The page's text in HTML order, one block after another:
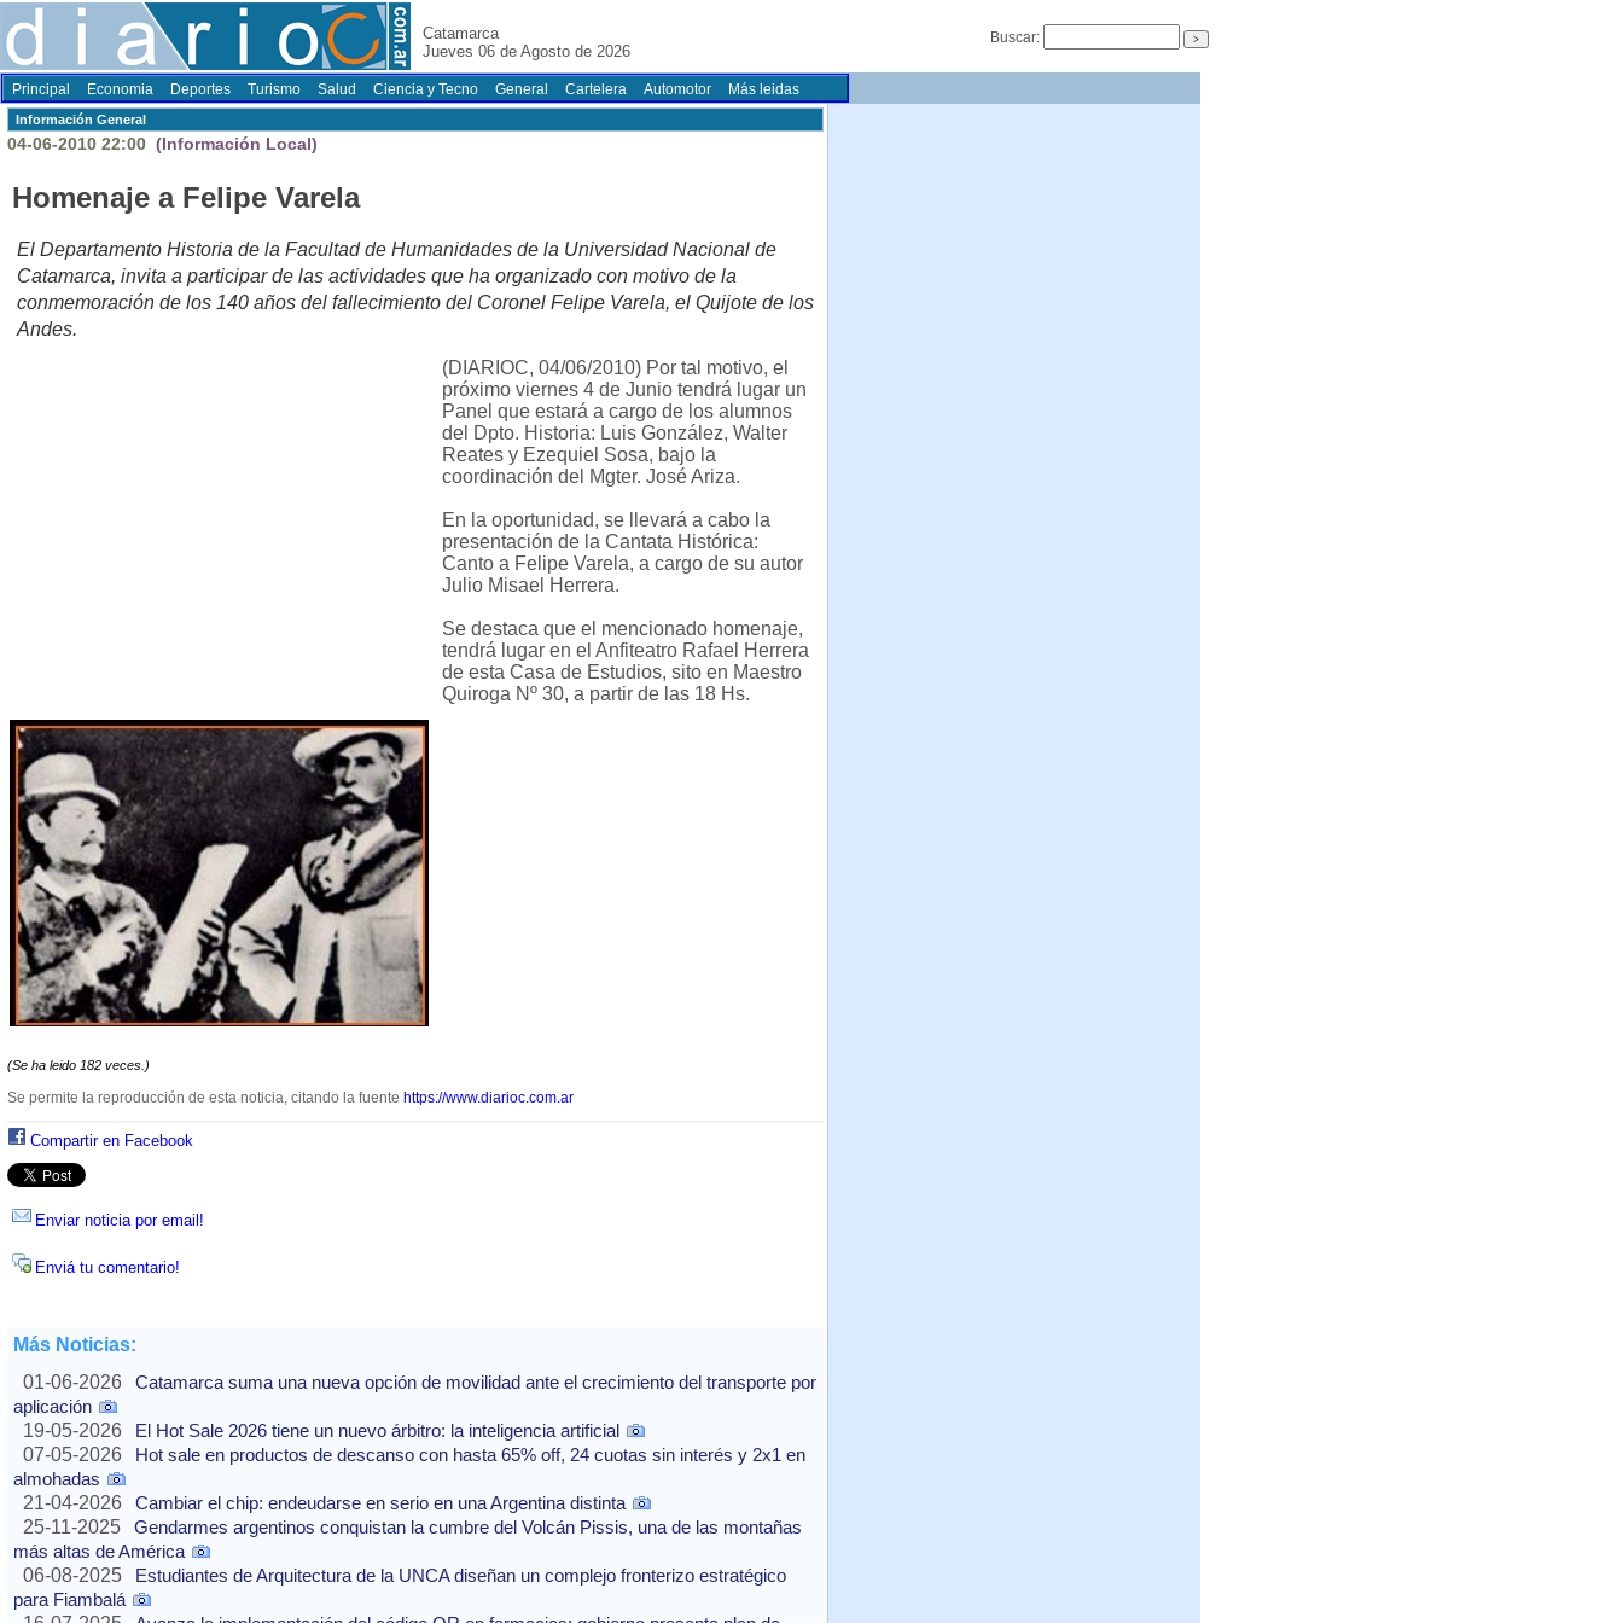
Catamarca
Jueves 06 de Agosto de 2026
Buscar:
Principal Economia Deportes Turismo Salud Ciencia y Tecno General Cartelera Automotor Más leidas
Información General
04-06-2010 22:00 (Información Local)
Homenaje a Felipe Varela
El Departamento Historia de la Facultad de Humanidades de la Universidad Nacional de
Catamarca, invita a participar de las actividades que ha organizado con motivo de la
conmemoración de los 140 años del fallecimiento del Coronel Felipe Varela, el Quijote de los
Andes.
(DIARIOC, 04/06/2010) Por tal motivo, el
próximo viernes 4 de Junio tendrá lugar un
Panel que estará a cargo de los alumnos
del Dpto. Historia: Luis González, Walter
Reates y Ezequiel Sosa, bajo la
coordinación del Mgter. José Ariza.
En la oportunidad, se llevará a cabo la
presentación de la Cantata Histórica:
Canto a Felipe Varela, a cargo de su autor
Julio Misael Herrera.
Se destaca que el mencionado homenaje,
tendrá lugar en el Anfiteatro Rafael Herrera
de esta Casa de Estudios, sito en Maestro
Quiroga Nº 30, a partir de las 18 Hs.
(Se ha leido 182 veces.)
Se permite la reproducción de esta noticia, citando la fuente https://www.diarioc.com.ar
Compartir en Facebook
Enviar noticia por email!
Enviá tu comentario!
Más Noticias:
01-06-2026
Catamarca suma una nueva opción de movilidad ante el crecimiento del transporte por
aplicación
19-05-2026
El Hot Sale 2026 tiene un nuevo árbitro: la inteligencia artificial
07-05-2026
Hot sale en productos de descanso con hasta 65% off, 24 cuotas sin interés y 2x1 en
almohadas
21-04-2026
Cambiar el chip: endeudarse en serio en una Argentina distinta
25-11-2025
Gendarmes argentinos conquistan la cumbre del Volcán Pissis, una de las montañas
más altas de América
06-08-2025
Estudiantes de Arquitectura de la UNCA diseñan un complejo fronterizo estratégico
para Fiambalá